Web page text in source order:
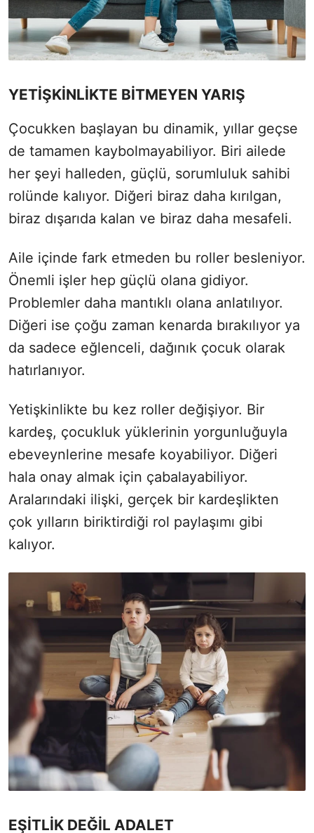
YETİŞKİNLİKTE BİTMEYEN YARIŞ
Çocukken başlayan bu dinamik, yıllar geçse
de tamamen kaybolmayabiliyor. Biri ailede
her şeyi halleden, güçlü, sorumluluk sahibi
rolünde kalıyor. Diğeri biraz daha kırılgan,
biraz dışarıda kalan ve biraz daha mesafeli.
Aile içinde fark etmeden bu roller besleniyor.
Önemli işler hep güçlü olana gidiyor.
Problemler daha mantıklı olana anlatılıyor.
Diğeri ise çoğu zaman kenarda bırakılıyor ya
da sadece eğlenceli, dağınık çocuk olarak
hatırlanıyor.
Yetişkinlikte bu kez roller değişiyor. Bir
kardeş, çocukluk yüklerinin yorgunluğuyla
ebeveynlerine mesafe koyabiliyor. Diğeri
hala onay almak için çabalayabiliyor.
Aralarındaki ilişki, gerçek bir kardeşlikten
çok yılların biriktirdiği rol paylaşımı gibi
kalıyor.
EŞİTLİK DEĞİL ADALET